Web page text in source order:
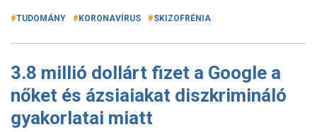
TUDOMÁNY KORONAVÍRUS SKIZOFRÉNIA
3.8 millió dollárt fizet a Google a
nőket és ázsiaiakat diszkrimináló
gyakorlatai miatt